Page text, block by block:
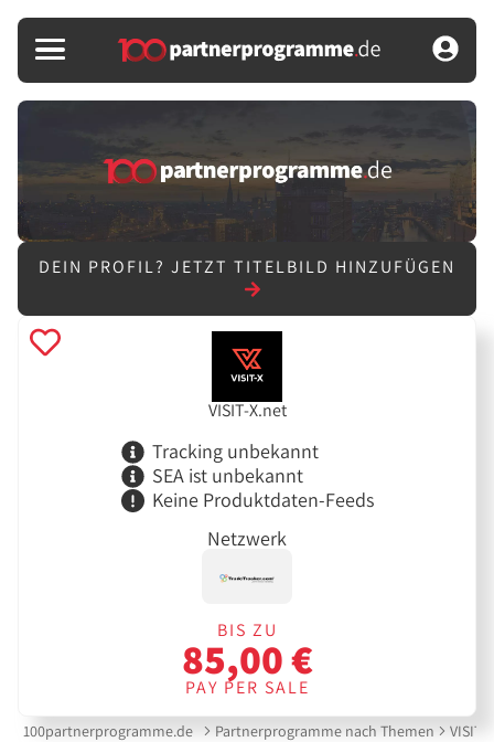
DEIN PROFIL? JETZT TITELBILD HINZUFÜGEN
VISIT-X.net
Tracking unbekannt
SEA ist unbekannt
Keine Produktdaten-Feeds
Netzwerk
BIS ZU
85,00 €
PAY PER SALE
100partnerprogramme.de Partnerprogramme nach Themen